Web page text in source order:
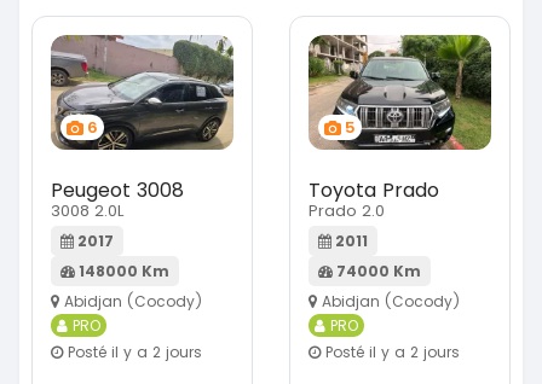
6
Peugeot 3008
3008 2.0L
2017
148000 Km
Abidjan (Cocody)
PRO
Posté il y a 2 jours
5
Toyota Prado
Prado 2.0
2011
74000 Km
Abidjan (Cocody)
PRO
Posté il y a 2 jours